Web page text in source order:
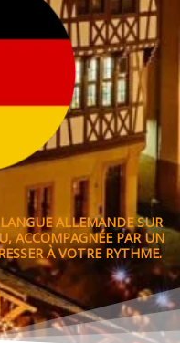
ALLEMANDE SUR
ACCOMPAGNÉE PAR UN
À VOTRE RYTHME.